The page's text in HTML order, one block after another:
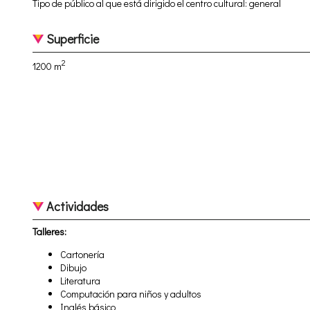
Tipo de público al que está dirigido el centro cultural: general
Superficie
1200 m2
Actividades
Talleres:
Cartonería
Dibujo
Literatura
Computación para niños y adultos
Inglés básico